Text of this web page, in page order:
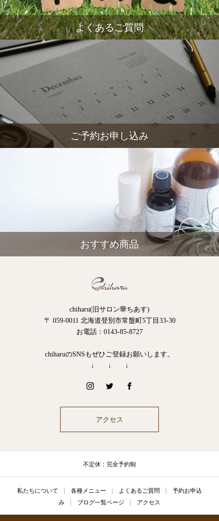
よくあるご質問
ご予約お申し込み
おすすめ商品
chiharu(旧サロン華ちあす)
〒 059-0011 北海道登別市常盤町5丁目33-30
お電話：0143-85-8727
chiharuのSNSもぜひご登録お願いします。
↓ ↓ ↓
アクセス
不定休：完全予約制
私たちについて 各種メニュー よくあるご質問
予約お申込
み
ブログ一覧ページ アクセス